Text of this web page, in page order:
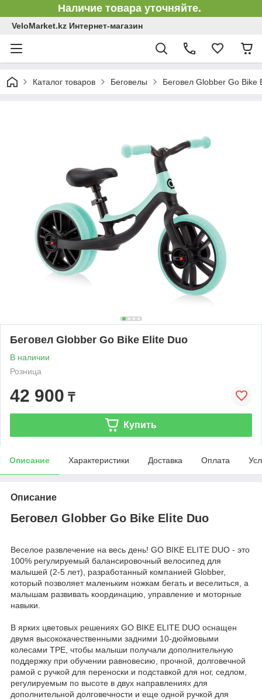
Наличие товара уточняйте.
VeloMarket.kz Интернет-магазин
Каталог товаров Беговелы Беговел Globber Go Bike
Беговел Globber Go Bike Elite Duo
В наличии
Розница
42 900 ₸
Купить
Описание Характеристики Доставка Оплата
Описание
Беговел Globber Go Bike Elite Duo
Веселое развлечение на весь день! GO BIKE ELITE DUO - это
100% регулируемый балансировочный велосипед для
малышей (2-5 лет), разработанный компанией Globber,
который позволяет маленьким ножкам бегать и веселиться, а
малышам развивать координацию, управление и моторные
навыки.
В ярких цветовых решениях GO BIKE ELITE DUO оснащен
двумя высококачественными задними 10-дюймовыми
колесами TPE, чтобы малыши получали дополнительную
поддержку при обучении равновесию, прочной, долговечной
рамой с ручкой для переноски и подставкой для ног, седлом,
регулируемым по высоте в двух направлениях для
дополнительной долговечности и еще одной ручкой для